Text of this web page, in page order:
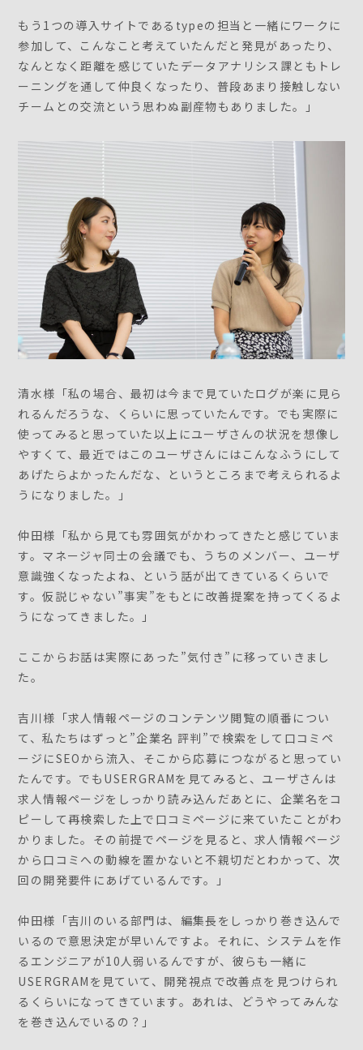
もう1つの導入サイトであるtypeの担当と一緒にワークに
参加して、こんなこと考えていたんだと発見があったり、
なんとなく距離を感じていたデータアナリシス課ともトレ
ーニングを通して仲良くなったり、普段あまり接触しない
チームとの交流という思わぬ副産物もありました。」
清水様「私の場合、最初は今まで見ていたログが楽に見ら
れるんだろうな、くらいに思っていたんです。でも実際に
使ってみると思っていた以上にユーザさんの状況を想像し
やすくて、最近ではこのユーザさんにはこんなふうにして
あげたらよかったんだな、というところまで考えられるよ
うになりました。」
仲田様「私から見ても雰囲気がかわってきたと感じていま
す。マネージャ同士の会議でも、うちのメンバー、ユーザ
意識強くなったよね、という話が出てきているくらいで
す。仮説じゃない”事実”をもとに改善提案を持ってくるよ
うになってきました。」
ここからお話は実際にあった”気付き”に移っていきまし
た。
吉川様「求人情報ページのコンテンツ閲覧の順番につい
て、私たちはずっと”企業名 評判”で検索をして口コミペ
ージにSEOから流入、そこから応募につながると思ってい
たんです。でもUSERGRAMを見てみると、ユーザさんは
求人情報ページをしっかり読み込んだあとに、企業名をコ
ピーして再検索した上で口コミページに来ていたことがわ
かりました。その前提でページを見ると、求人情報ページ
から口コミへの動線を置かないと不親切だとわかって、次
回の開発要件にあげているんです。」
仲田様「吉川のいる部門は、編集長をしっかり巻き込んで
いるので意思決定が早いんですよ。それに、システムを作
るエンジニアが10人弱いるんですが、彼らも一緒に
USERGRAMを見ていて、開発視点で改善点を見つけられ
るくらいになってきています。あれは、どうやってみんな
を巻き込んでいるの？」